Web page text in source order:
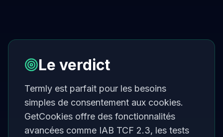
Le verdict
Termly est parfait pour les besoins
simples de consentement aux cookies.
GetCookies offre des fonctionnalités
avancées comme IAB TCF 2.3, les tests